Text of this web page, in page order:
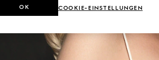
COOKIE-EINSTELLUNGEN
OK